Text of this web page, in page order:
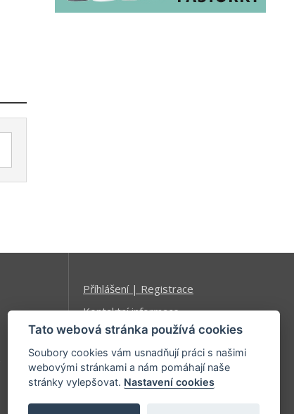
Příhlášení | Registrace
Kontaktní informace
Mapa stránek
Tato webová stránka používá cookies
Soubory cookies vám usnadňují práci s našimi
webovými stránkami a nám pomáhají naše
stránky vylepšovat. Nastavení cookies